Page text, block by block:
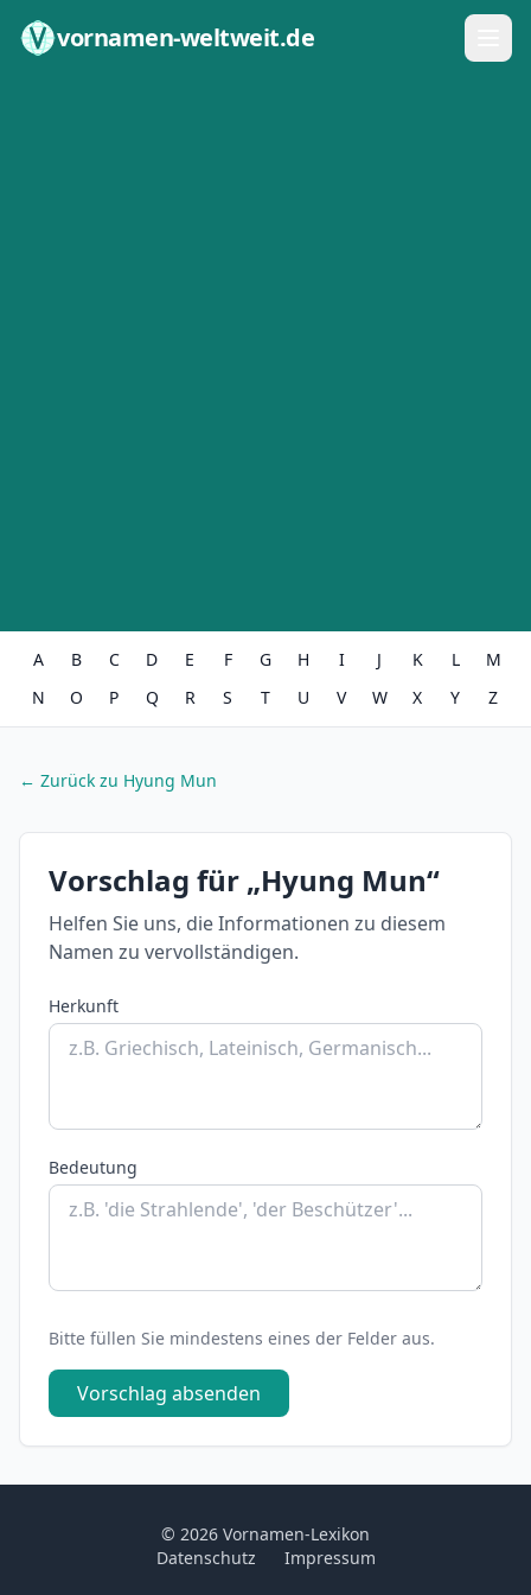
vornamen-weltweit.de
A B C D E F G H I J K L
M
N
O P Q R S T U V W X Y Z
← Zurück zu Hyung Mun
Vorschlag für „Hyung Mun“
Helfen Sie uns, die Informationen zu diesem
Namen zu vervollständigen.
Herkunft
Bedeutung
Bitte füllen Sie mindestens eines der Felder aus.
Vorschlag absenden
© 2026 Vornamen-Lexikon
Datenschutz
Impressum